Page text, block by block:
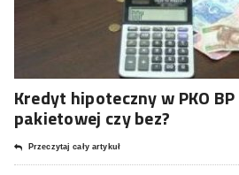
Kredyt hipoteczny w PKO
pakietowej czy bez?
Przeczytaj cały artykuł